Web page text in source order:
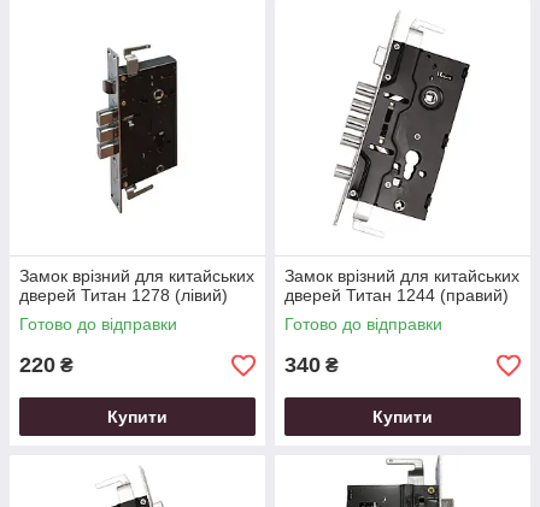
Замок врізний для китайських
дверей Титан 1278 (лівий)
Готово до відправки
220 ₴
Купити
Замок врізний для китайських
дверей Титан 1244 (правий)
Готово до відправки
340 ₴
Купити